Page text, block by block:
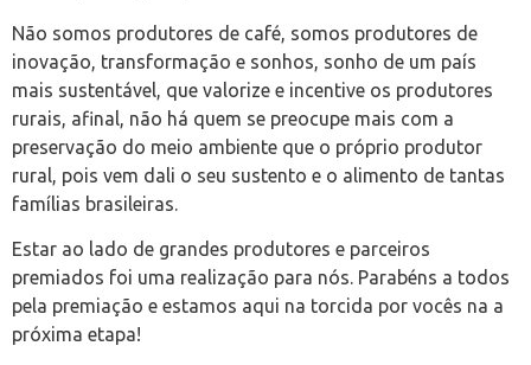
Não somos produtores de café, somos produtores de
inovação, transformação e sonhos, sonho de um país
mais sustentável, que valorize e incentive os produtores
rurais, afinal, não há quem se preocupe mais com a
preservação do meio ambiente que o próprio produtor
rural, pois vem dali o seu sustento e o alimento de tantas
famílias brasileiras.
Estar ao lado de grandes produtores e parceiros
premiados foi uma realização para nós. Parabéns a todos
pela premiação e estamos aqui na torcida por vocês na a
próxima etapa!